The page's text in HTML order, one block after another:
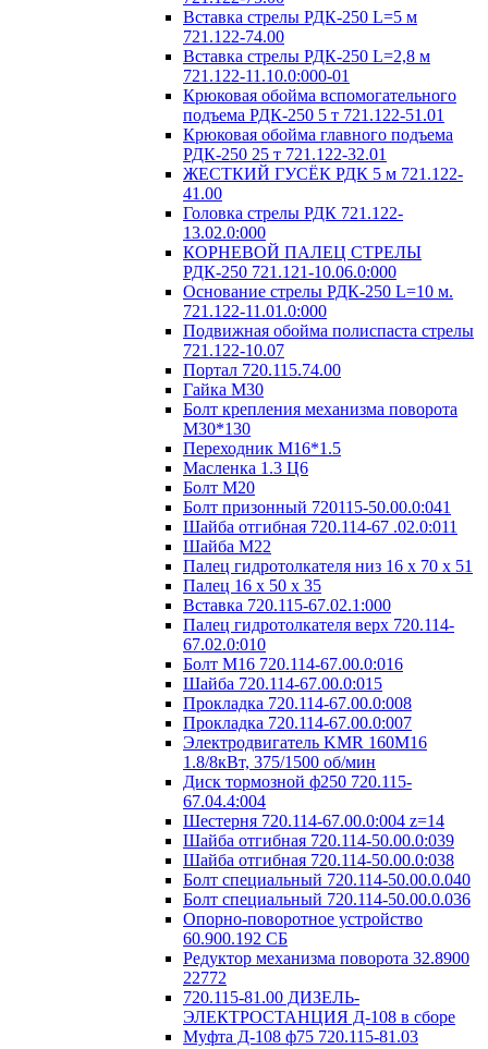
Вставка стрелы РДК-250 L=5 м
721.122-74.00
Вставка стрелы РДК-250 L=2,8 м
721.122-11.10.0:000-01
Крюковая обойма вспомогательного
подъема РДК-250 5 т 721.122-51.01
Крюковая обойма главного подъема
РДК-250 25 т 721.122-32.01
ЖЕСТКИЙ ГУСЁК РДК 5 м 721.122-
41.00
Головка стрелы РДК 721.122-
13.02.0:000
КОРНЕВОЙ ПАЛЕЦ СТРЕЛЫ
РДК-250 721.121-10.06.0:000
Основание стрелы РДК-250 L=10 м.
721.122-11.01.0:000
Подвижная обойма полиспаста стрелы
721.122-10.07
Портал 720.115.74.00
Гайка М30
Болт крепления механизма поворота
М30*130
Переходник М16*1.5
Масленка 1.3 Ц6
Болт М20
Болт призонный 720115-50.00.0:041
Шайба отгибная 720.114-67 .02.0:011
Шайба М22
Палец гидротолкателя низ 16 x 70 x 51
Палец 16 x 50 x 35
Вставка 720.115-67.02.1:000
Палец гидротолкателя верх 720.114-
67.02.0:010
Болт М16 720.114-67.00.0:016
Шайба 720.114-67.00.0:015
Прокладка 720.114-67.00.0:008
Прокладка 720.114-67.00.0:007
Электродвигатель KMR 160M16
1.8/8кВт, 375/1500 об/мин
Диск тормозной ф250 720.115-
67.04.4:004
Шестерня 720.114-67.00.0:004 z=14
Шайба отгибная 720.114-50.00.0:039
Шайба отгибная 720.114-50.00.0:038
Болт специальный 720.114-50.00.0.040
Болт специальный 720.114-50.00.0.036
Опорно-поворотное устройство
60.900.192 СБ
Редуктор механизма поворота 32.8900
22772
720.115-81.00 ДИЗЕЛЬ-
ЭЛЕКТРОСТАНЦИЯ Д-108 в сборе
Муфта Д-108 ф75 720.115-81.03